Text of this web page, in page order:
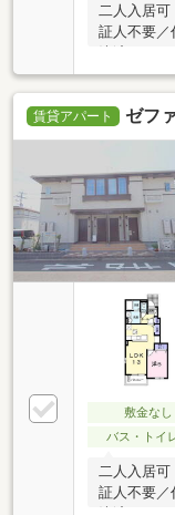
二人入居
証人不要／
決済可
賃貸アパート ゼフ
敷金なし
バス・トイ
二人入居可
証人不要／